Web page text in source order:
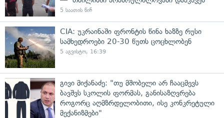
5 საათის წინ
CIA: უკრაინაში ფრონტის წინა ხაზზე რუსი
სამხედროები 20-30 წუთს ცოცხლობენ
5 აგვისტო, 16:39
გივი მიქანაძე: "თუ მშობელი არ ჩააცმევს
ბავშვს სკოლის ფორმას, განისაზღვრება
როგორც აღმზრდელობითი, ისე კონკრეტული
მექანიზმები"